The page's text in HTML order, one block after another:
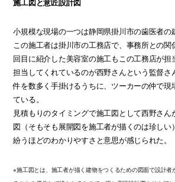
小規模な現場の一つは静岡県掛川市の歯医者の
この施工者は掛川市の工務店で、事務所との関
回目に紹介した美容室の施工もこの工務店が担
担当してくれているのが西野さんという監督さ
件を数多く手掛けるうちに、ツーカーの仲で現
ている。
見積もりのタイミングで施工図として西野さ
図（そもそも展開図を施工者が描くのは珍し
紛うほどのわかりやすさと意思が感じられた。
※施工図とは、施工者が描く建物をつくるための図面で設計者